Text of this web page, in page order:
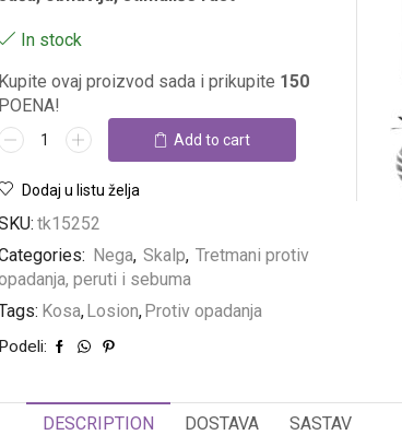
In stock
Kupite ovaj proizvod sada i prikupite 150
POENA!
Add to cart
Dodaj u listu želja
tk15252
Nega, Skalp, Tretmani protiv
peruti i sebuma
Kosa,Losion,Protiv opadanja
Podeli:
DESCRIPTION DOSTAVA SASTAV